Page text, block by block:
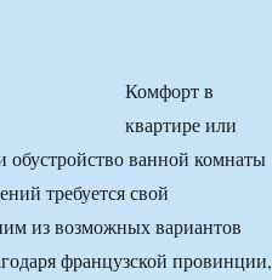
Комфорт в
квартире или
обустройство ванной комнаты
требуется свой
из возможных вариантов
французской провинции,